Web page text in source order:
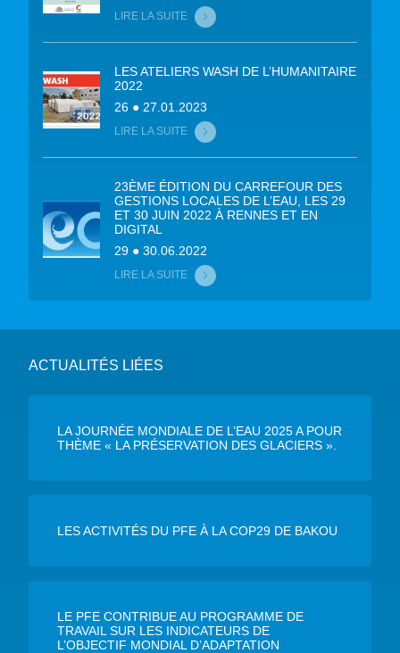
LIRE LA SUITE
LES ATELIERS WASH DE L’HUMANITAIRE
2022
26 ● 27.01.2023
LIRE LA SUITE
23ÈME ÉDITION DU CARREFOUR DES
GESTIONS LOCALES DE L’EAU, LES 29
ET 30 JUIN 2022 À RENNES ET EN
DIGITAL
29 ● 30.06.2022
LIRE LA SUITE
ACTUALITÉS LIÉES
LA JOURNÉE MONDIALE DE L’EAU 2025 A POUR
THÈME « LA PRÉSERVATION DES GLACIERS ».
LES ACTIVITÉS DU PFE À LA COP29 DE BAKOU
LE PFE CONTRIBUE AU PROGRAMME DE
TRAVAIL SUR LES INDICATEURS DE
L’OBJECTIF MONDIAL D’ADAPTATION